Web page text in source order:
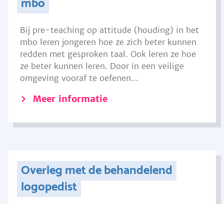
Bij pre-teaching op attitude (houding) in het
mbo leren jongeren hoe ze zich beter kunnen
redden met gesproken taal. Ook leren ze hoe
ze beter kunnen leren. Door in een veilige
omgeving vooraf te oefenen...
Meer informatie
Overleg met de behandelend
logopedist